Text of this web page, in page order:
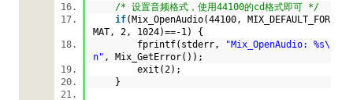
/* 设置音频格式，使用44100的cd格式即可 */
if(Mix_OpenAudio(44100, MIX_DEFAULT_FOR
MAT, 2, 1024)==-1) {
fprintf(stderr,
"Mix_OpenAudio: %s\
n" , Mix_GetError());
exit(2);
}